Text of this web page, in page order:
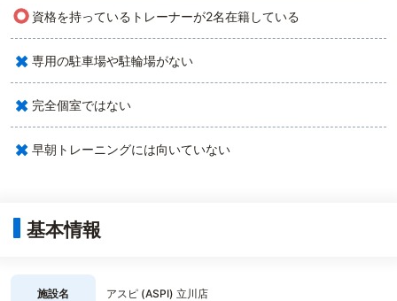
○ 資格を持っているトレーナーが2名在籍している
× 専用の駐車場や駐輪場がない
× 完全個室ではない
× 早朝トレーニングには向いていない
基本情報
施設名 アスピ (ASPI) 立川店